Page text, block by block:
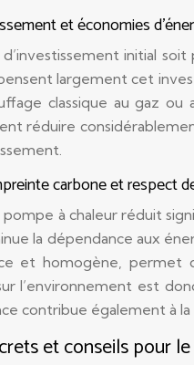
et économies
initial
largement cet
classique au gaz
réduire
carbone et respect
pompe à chaleur réduit
la dépendance aux
et homogène, permet
l’environnement est
contribue également à
et conseils pour